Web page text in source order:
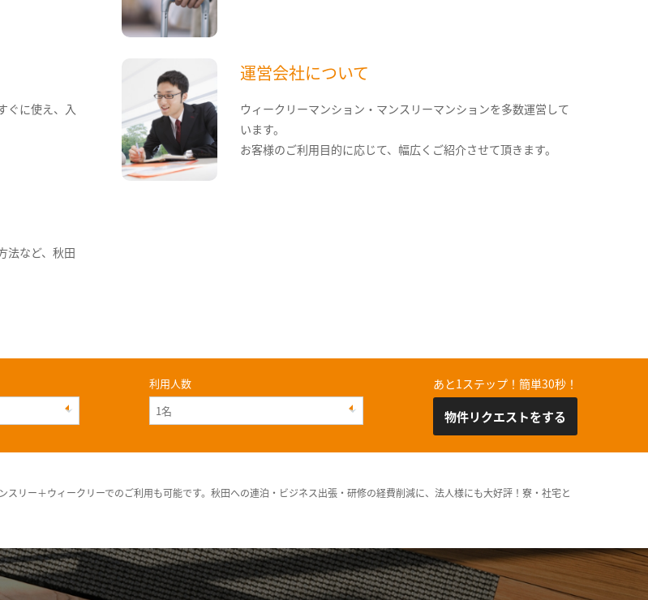
ぐに使え、入
運営会社について
ウィークリーマンション・マンスリーマンションを多数運営して
います。
お客様のご利用目的に応じて、幅広くご紹介させて頂きます。
法など、秋田
利用人数 あと1ステップ！簡単30秒！
物件リクエストをする
リー＋ウィークリーでのご利用も可能です。秋田への連泊・ビジネス出張・研修の経費削減に、法人様にも大好評！寮・社宅と